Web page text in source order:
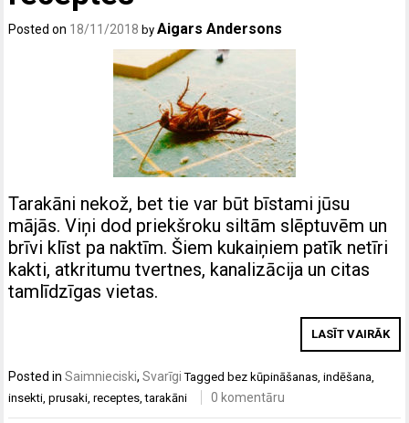
Posted on 18/11/2018 byAigars Andersons
Tarakāni nekož, bet tie var būt bīstami jūsu
mājās. Viņi dod priekšroku siltām slēptuvēm un
brīvi klīst pa naktīm. Šiem kukaiņiem patīk netīri
kakti, atkritumu tvertnes, kanalizācija un citas
tamlīdzīgas vietas.
LASĪT VAIRĀK
Posted inSaimnieciski,Svarīgi Tagged bez kūpināšanas,indēšana,
insekti,prusaki,receptes,tarakāni 0 komentāru